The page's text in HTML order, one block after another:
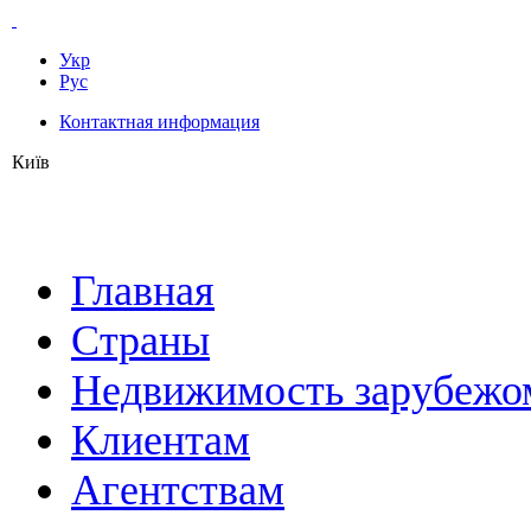
Укр
Рус
Контактная информация
Київ
Главная
Страны
Недвижимость
Клиентам
Агентствам